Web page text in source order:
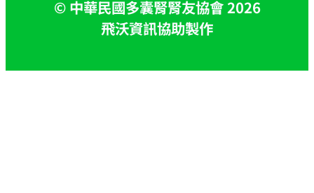
© 中華民國多囊腎腎友協會 2026
飛沃資訊協助製作